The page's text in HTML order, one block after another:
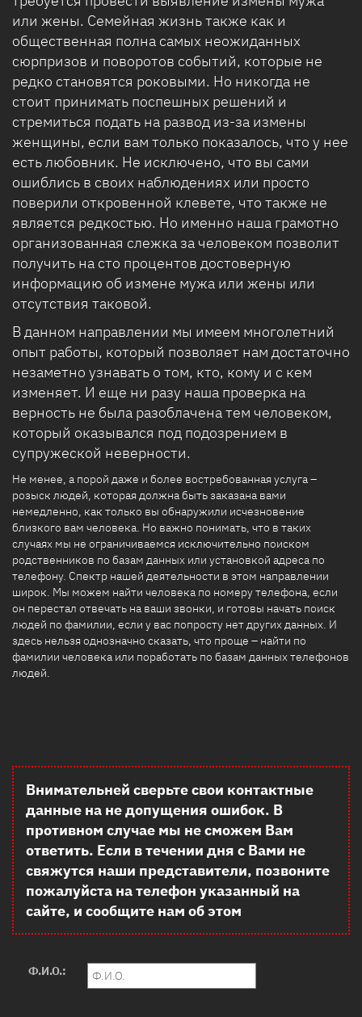
или жены. Семейная жизнь также как и
общественная полна самых неожиданных
сюрпризов и поворотов событий, которые не
редко становятся роковыми. Но никогда не
стоит принимать поспешных решений и
стремиться подать на развод из-за измены
женщины, если вам только показалось, что у нее
есть любовник. Не исключено, что вы сами
ошиблись в своих наблюдениях или просто
поверили откровенной клевете, что также не
является редкостью. Но именно наша грамотно
организованная слежка за человеком позволит
получить на сто процентов достоверную
информацию об измене мужа или жены или
отсутствия таковой.
В данном направлении мы имеем многолетний
опыт работы, который позволяет нам достаточно
незаметно узнавать о том, кто, кому и с кем
изменяет. И еще ни разу наша проверка на
верность не была разоблачена тем человеком,
который оказывался под подозрением в
супружеской неверности.
Не менее, а порой даже и более востребованная услуга –
розыск людей, которая должна быть заказана вами
немедленно, как только вы обнаружили исчезновение
близкого вам человека. Но важно понимать, что в таких
случаях мы не ограничиваемся исключительно поиском
родственников по базам данных или установкой адреса по
телефону. Спектр нашей деятельности в этом направлении
широк. Мы можем найти человека по номеру телефона, если
он перестал отвечать на ваши звонки, и готовы начать поиск
людей по фамилии, если у вас попросту нет других данных. И
здесь нельзя однозначно сказать, что проще – найти по
фамилии человека или поработать по базам данных телефонов
людей.
Внимательней сверьте свои контактные
данные на не допущения ошибок. В
противном случае мы не сможем Вам
ответить. Если в течении дня с Вами не
свяжутся наши представители, позвоните
пожалуйста на телефон указанный на
сайте, и сообщите нам об этом
Ф.И.О.: